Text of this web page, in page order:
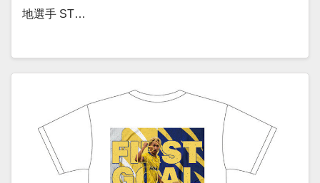
地選手 ST…